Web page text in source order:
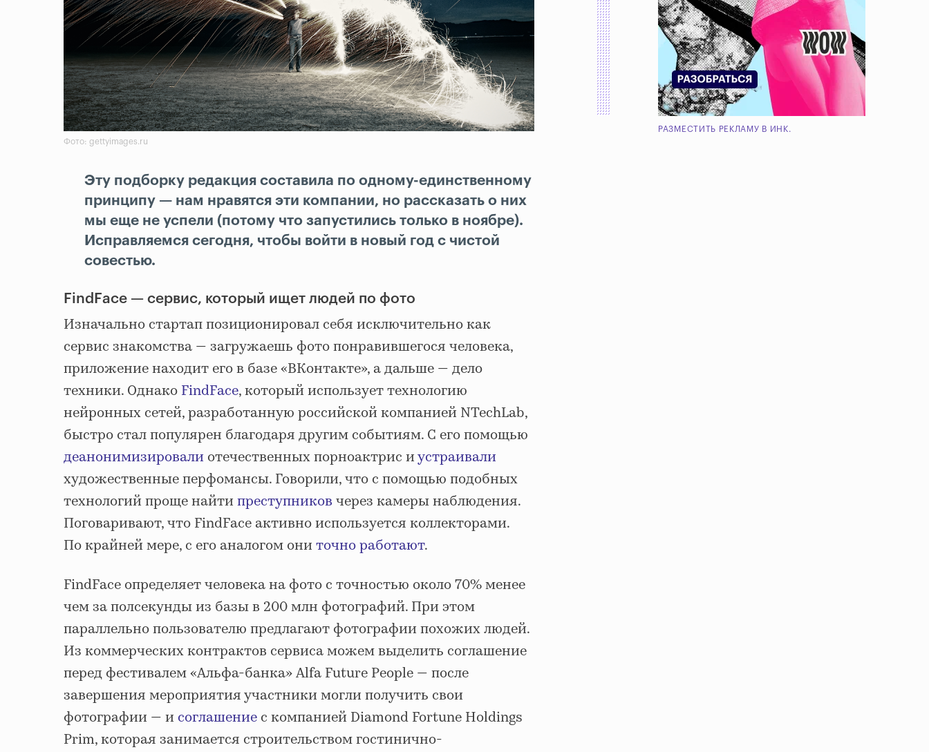
Фото: gettyimages.ru
Эту подборку редакция составила по одному-единственному
принципу — нам нравятся эти компании, но рассказать о них
мы еще не успели (потому что запустились только в ноябре).
Исправляемся сегодня, чтобы войти в новый год с чистой
совестью.
FindFace — сервис, который ищет людей по фото
Изначально стартап позиционировал себя исключительно как
сервис знакомства — загружаешь фото понравившегося человека,
приложение находит его в базе «ВКонтакте», а дальше — дело
техники. Однако FindFace, который использует технологию
нейронных сетей, разработанную российской компанией NTechLab,
быстро стал популярен благодаря другим событиям. С его помощью
деанонимизировали отечественных порноактрис иустраивали
художественные перфомансы. Говорили, что с помощью подобных
технологий проще найти преступников через камеры наблюдения.
Поговаривают, что FindFace активно используется коллекторами.
По крайней мере, с его аналогом они точно работают.
FindFace определяет человека на фото с точностью около 70% менее
чем за полсекунды из базы в 200 млн фотографий. При этом
параллельно пользователю предлагают фотографии похожих людей.
Из коммерческих контрактов сервиса можем выделить соглашение
перед фестивалем «Альфа-банка» Alfa Future People — после
завершения мероприятия участники могли получить свои
фотографии — и соглашение с компанией Diamond Fortune Holdings
Prim, которая занимается строительством гостинично-
РАЗМЕСТИТЬ РЕКЛАМУ В ИНК.